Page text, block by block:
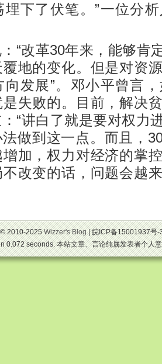
下了伏笔。”一位分
改革30年来，能够肯
地的变化。但是对资
发展”。邓小平曾言
失败的。目前，解决
“讲白了就是要对权力
做到这一点。而且，
加，权力对经济的掌
改变的话，问题会越
2010-2025Wizzer's Blog| 皖ICP备15001937号
0.072 seconds. 本站文章、言论纯属发表者个人